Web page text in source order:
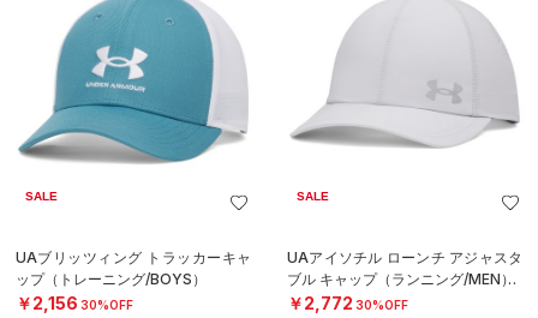
SALE
UAブリッツィング トラッカーキャ
ップ（トレーニング/BOYS）
￥2,156 30%OFF
SALE
UAアイソチル ローンチ アジャスタ
ブル キャップ（ランニング/MEN）
￥2,772 30%OFF